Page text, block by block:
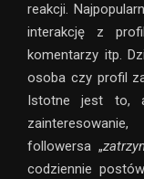
reakcji.
interakcję z
komentarzy itp.
osoba czy profil
Istotne jest to,
followersa „
codziennie